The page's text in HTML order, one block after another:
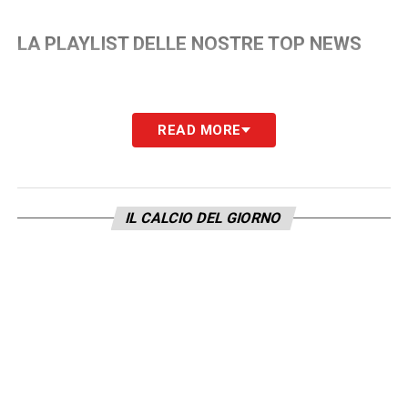
LA PLAYLIST DELLE NOSTRE TOP NEWS
READ MORE
IL CALCIO DEL GIORNO